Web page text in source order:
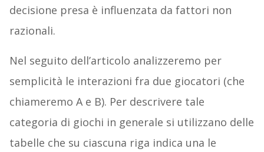
decisione presa è influenzata da fattori non
razionali.
Nel seguito dell’articolo analizzeremo per
semplicità le interazioni fra due giocatori (che
chiameremo A e B). Per descrivere tale
categoria di giochi in generale si utilizzano delle
tabelle che su ciascuna riga indica una le